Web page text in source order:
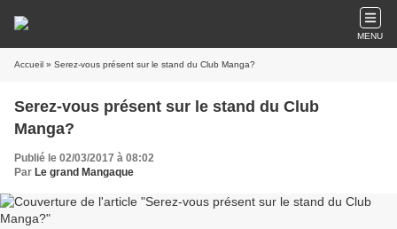
MENU
Accueil » Serez-vous présent sur le stand du Club Manga?
Serez-vous présent sur le stand du Club
Manga?
Publié le 02/03/2017 à 08:02
Par Le grand Mangaque